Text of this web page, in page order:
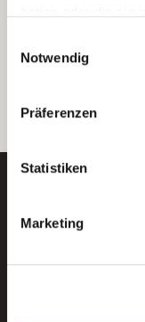
Wenn Sie auf
Sie der
Ihre Einwilligung
indem Sie die
unserer
Notwendig
Präferenzen
Statistiken
Marketing
Weitere Details können